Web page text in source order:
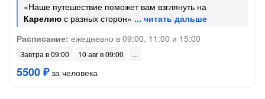
«Наше путешествие поможет вам взглянуть на
Карелию с разных сторон»
Расписание: ежедневно в 09:00, 11:00 и 15:00
Завтра в 09:00 10 авг в 09:00
5500 ₽за человека